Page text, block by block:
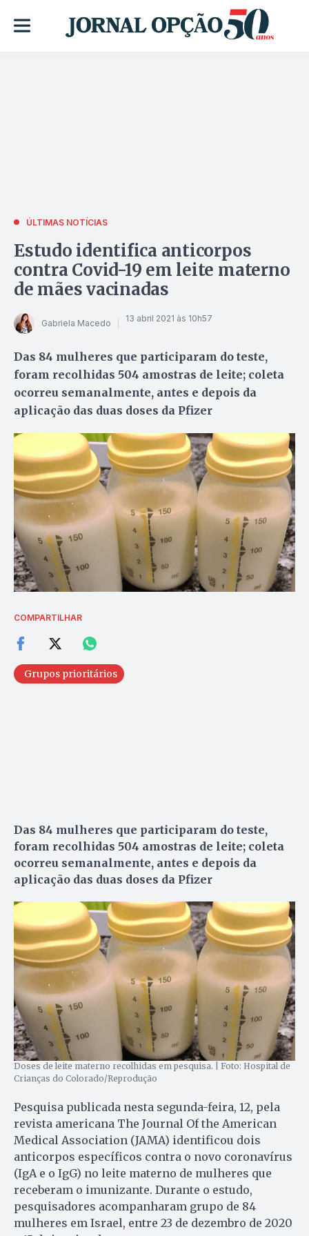
ÚLTIMAS NOTÍCIAS
Estudo identifica anticorpos
contra Covid-19 em leite materno
de mães vacinadas
Gabriela Macedo 13 abril 2021 às 10h57
Das 84 mulheres que participaram do teste,
foram recolhidas 504 amostras de leite; coleta
ocorreu semanalmente, antes e depois da
aplicação das duas doses da Pfizer
COMPARTILHAR
Grupos prioritários
Das 84 mulheres que participaram do teste,
foram recolhidas 504 amostras de leite; coleta
ocorreu semanalmente, antes e depois da
aplicação das duas doses da Pfizer
Doses de leite materno recolhidas em pesquisa. | Foto: Hospital de
Crianças do Colorado/Reprodução
Pesquisa publicada nesta segunda-feira, 12, pela
revista americana The Journal Of the American
Medical Association (JAMA) identificou dois
anticorpos específicos contra o novo coronavírus
(IgA e o IgG) no leite materno de mulheres que
receberam o imunizante. Durante o estudo,
pesquisadores acompanharam grupo de 84
mulheres em Israel, entre 23 de dezembro de 2020